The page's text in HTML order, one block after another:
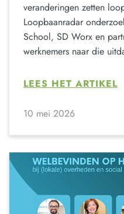
veranderingen zetten
Loopbaanradar
School, SD Worx en
werknemers naar die
LEES HET ARTIKEL
10 mei 2026